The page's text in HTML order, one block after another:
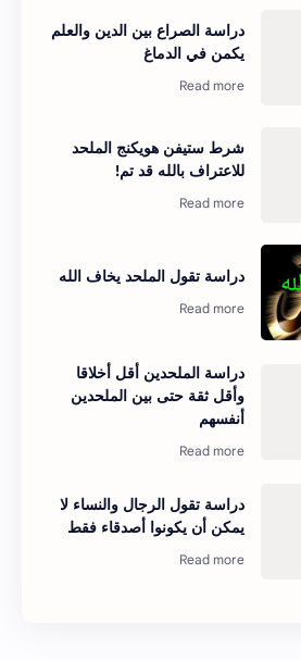
دراسة الصراع بين الدين والعلم
يكمن في الدماغ
شرط ستيفن هويكنج الملحد
للاعتراف بالله قد تم!
دراسة تقول الملحد يخاف الله
دراسة الملحدين أقل أخلاقا
وأقل ثقة حتى بين الملحدين
أنفسهم
دراسة تقول الرجال والنساء لا
يمكن أن يكونوا أصدقاء فقط